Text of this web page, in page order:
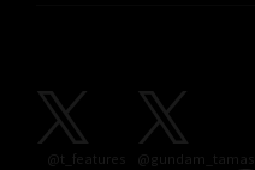
@t_features